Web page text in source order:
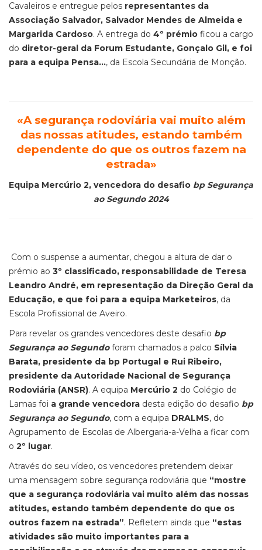
Cavaleiros e entregue pelos representantes da
Associação Salvador, Salvador Mendes de Almeida e
Margarida Cardoso. A entrega do 4º prémio ficou a cargo
do diretor-geral da Forum Estudante, Gonçalo Gil, e foi
para a equipa Pensa..., da Escola Secundária de Monção.
«Asegurança rodoviária vai muito além
das nossas atitudes, estando também
dependente do que os outros fazem na
estrada»
Equipa Mercúrio 2, vencedora do desafio bp Segurança
ao Segundo 2024
Com o suspense a aumentar, chegou a altura de dar o
prémio ao 3º classificado, responsabilidade de Teresa
Leandro André, em representação da Direção Geral da
Educação, e que foi para a equipa Marketeiros, da
Escola Profissional de Aveiro.
Para revelar os grandes vencedores deste desafio bp
Segurança ao Segundoforam chamados a palco Sílvia
Barata, presidente da bp Portugal e Rui Ribeiro,
presidente da Autoridade Nacional de Segurança
Rodoviária (ANSR). A equipa Mercúrio 2 do Colégio de
Lamas foi a grande vencedora desta edição do desafio bp
Segurança ao Segundo, com a equipa DRALMS, do
Agrupamento de Escolas de Albergaria-a-Velha a ficar com
o 2º lugar.
Através do seu vídeo, os vencedores pretendem deixar
uma mensagem sobre segurança rodoviária que “mostre
que a segurança rodoviária vai muito além das nossas
atitudes, estando também dependente do que os
outros fazem na estrada”. Refletem ainda que “estas
atividades são muito importantes para a